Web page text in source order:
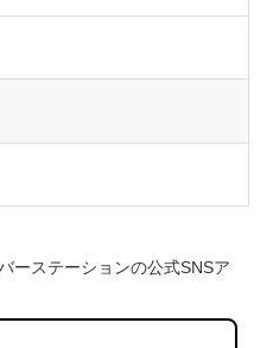
ーステーションの公式SNSア